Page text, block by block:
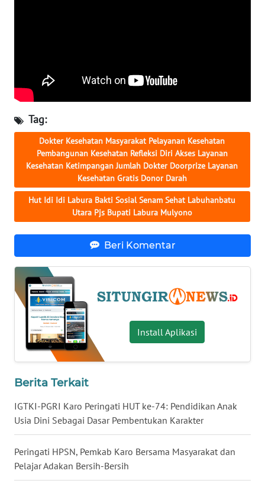
Tag:
Dokter Kesehatan Masyarakat Pelayanan Kesehatan
Pembangunan Kesehatan Refleksi Diri Akses Layanan
Kesehatan Ketimpangan Jumlah Dokter Doorprize Layanan
Kesehatan Gratis Donor Darah
Hut Idi Idi Labura Bakti Sosial Senam Sehat Labuhanbatu
Utara Pjs Bupati Labura Mulyono
Beri Komentar
Install Aplikasi
Berita Terkait
IGTKI-PGRI Karo Peringati HUT ke-74: Pendidikan Anak
Usia Dini Sebagai Dasar Pembentukan Karakter
Peringati HPSN, Pemkab Karo Bersama Masyarakat dan
Pelajar Adakan Bersih-Bersih
WN
KALTIM
WN
SULSEL
GORONTALO
WN
SULUT
WN
MALUKU
WN
MALUT
WN
DAIRI
DANAU
TOBA
WN
NIAS